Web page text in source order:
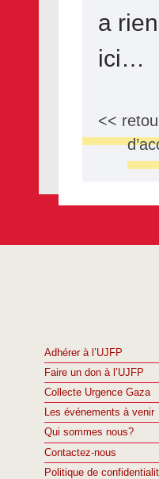
a
ici…
<<
Adhérer à l’UJFP
Faire un don à l’UJFP
Collecte Urgence Gaza
Les événements à venir
Qui sommes nous?
Contactez-nous
Politique de